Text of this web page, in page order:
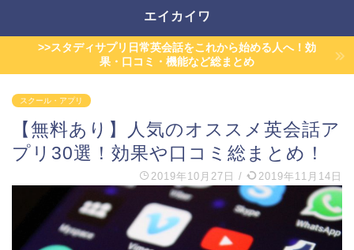
エイカイワ
>>スタディサプリ日常英会話をこれから始める人へ！効
果・口コミ・機能など総まとめ
スクール・アプリ
【無料あり】人気のオススメ英会話ア
プリ30選！効果や口コミ総まとめ！
2019年10月27日 / 2019年11月14日